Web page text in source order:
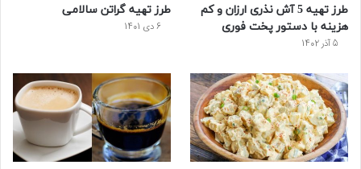
طرز تهیه 5 آش نذری ارزان و کم
هزینه با دستور پخت فوری
5 آذر 1402
طرز تهیه گراتن سالامی
6 دی 1401